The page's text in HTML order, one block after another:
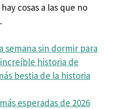
cosas a las que no
semana sin dormir para
increíble historia de
bestia de la historia
esperadas de 2026